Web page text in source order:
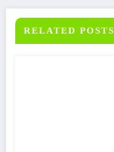
RELATED POSTS